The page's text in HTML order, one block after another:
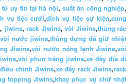
uy tín tại hà nội,suất ăn công nghiệp,
vụ tiệc cưới,dịch vụ tiệc sự kiện,cung
, jiwins, rack Jiwins, vòi Jiwins,thùng rác
vòi nước jiwins,thùng đựng đá giữ nhiệt
Jiwins,vòi nước nóng lạnh Jiwins,vòi
,vòi phun tráng jiwins,xe đẩy đĩa di
chỉnh Jiwins,xe đẩy rack Jiwins,rack
topping Jiwins,khay phục vụ chữ nhật